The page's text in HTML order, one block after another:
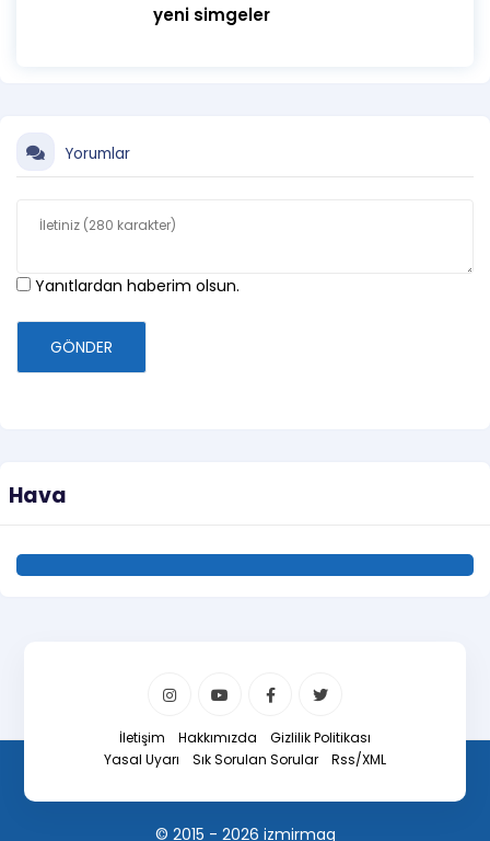
yeni simgeler
Yorumlar
Yanıtlardan haberim olsun.
GÖNDER
Hava
İletişim Hakkımızda
Gizlilik Politikası
Yasal Uyarı
Sık Sorulan Sorular Rss/XML
© 2015 - 2026 izmirmag